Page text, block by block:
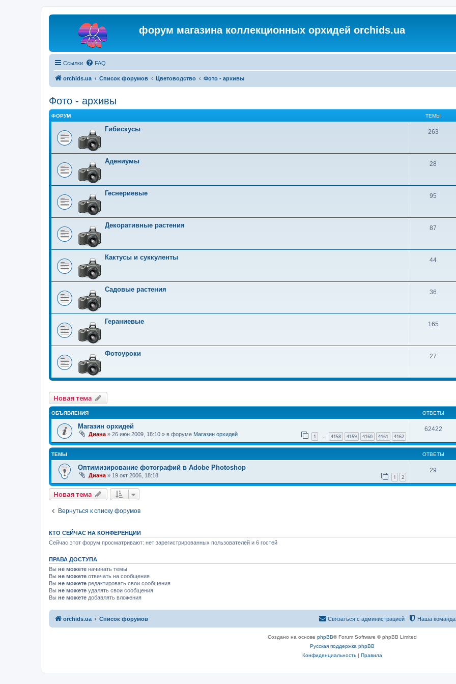
форум магазина коллекционных орхидей orchids.ua
Ссылки FAQ
orchids.ua Список форумов Цветоводство Фото - архивы
Фото - архивы
ФОРУМ ТЕМЫ
Гибискусы 263
Адениумы 28
Геснериевые 95
Декоративные растения 87
Кактусы и суккуленты 44
Садовые растения 36
Гераниевые 165
Фотоуроки 27
Новая тема
ОБЪЯВЛЕНИЯ ОТВЕТЫ
Магазин орхидей
Диана » 26 июн 2009, 18:10 » в форуме Магазин орхидей 1 … 4158 4159 4160 4161 4162
62422
ТЕМЫ ОТВЕТЫ
Оптимизирование фотографий в Adobe Photoshop
Диана » 19 окт 2006, 18:18 1 2
29
Новая тема
Вернуться к списку форумов
КТО СЕЙЧАС НА КОНФЕРЕНЦИИ
Сейчас этот форум просматривают: нет зарегистрированных пользователей и 6 гостей
ПРАВА ДОСТУПА
Вы не можете начинать темы
Вы не можете отвечать на сообщения
Вы не можете редактировать свои сообщения
Вы не можете удалять свои сообщения
Вы не можете добавлять вложения
orchids.ua Список форумов Наша команда
Связаться с администрацией
Создано на основе phpBB® Forum Software © phpBB Limited
Русская поддержка phpBB
Конфиденциальность| Правила